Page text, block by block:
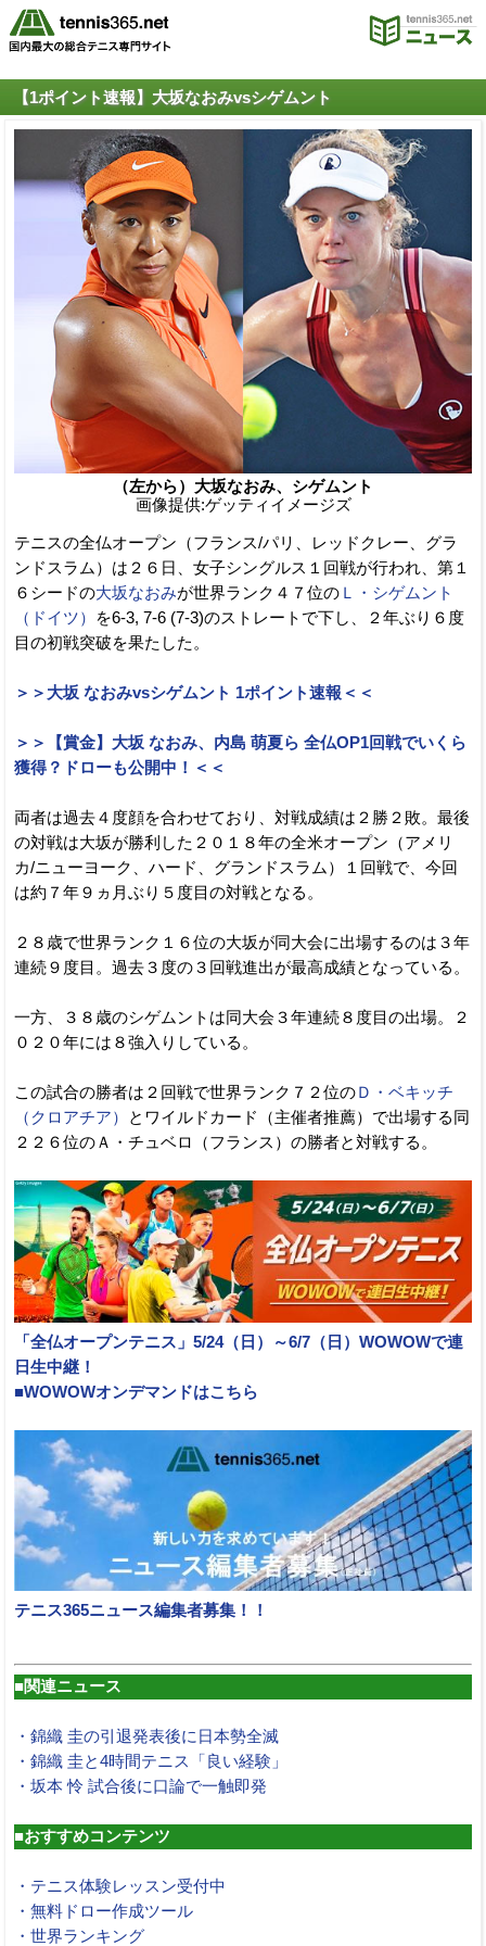
【1ポイント速報】大坂なおみvsシゲムント
（左から）大坂なおみ、シゲムント
画像提供:ゲッティイメージズ
テニスの全仏オープン（フランス/パリ、レッドクレー、グラ
ンドスラム）は２６日、女子シングルス１回戦が行われ、第１
６シードの大坂なおみが世界ランク４７位の Ｌ・シゲムント
（ドイツ）
を6-3, 7-6 (7-3)のストレートで下し、２年ぶり６度
目の初戦突破を果たした。
＞＞大坂 なおみvsシゲムント 1ポイント速報＜＜
＞＞【賞金】大坂 なおみ、内島 萌夏ら 全仏OP1回戦でいくら
獲得？ドローも公開中！＜＜
両者は過去４度顔を合わせており、対戦成績は２勝２敗。最後
の対戦は大坂が勝利した２０１８年の全米オープン（アメリ
カ/ニューヨーク、ハード、グランドスラム）１回戦で、今回
は約７年９ヵ月ぶり５度目の対戦となる。
２８歳で世界ランク１６位の大坂が同大会に出場するのは３年
連続９度目。過去３度の３回戦進出が最高成績となっている。
一方、３８歳のシゲムントは同大会３年連続８度目の出場。２
０２０年には８強入りしている。
この試合の勝者は２回戦で世界ランク７２位のＤ・ベキッチ
（クロアチア）
とワイルドカード（主催者推薦）で出場する同
２２６位のＡ・チュベロ（フランス）の勝者と対戦する。
「全仏オープンテニス」5/24（日）～6/7（日）WOWOWで連
日生中継！
■WOWOWオンデマンドはこちら
テニス365ニュース編集者募集！！
■関連ニュース
・錦織 圭の引退発表後に日本勢全滅
・錦織 圭と4時間テニス「良い経験」
・坂本 怜 試合後に口論で一触即発
■おすすめコンテンツ
・テニス体験レッスン受付中
・無料ドロー作成ツール
・世界ランキング